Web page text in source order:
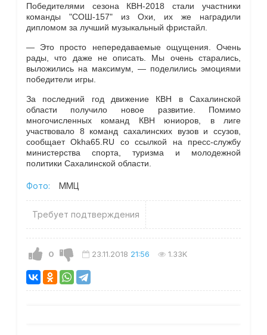
Победителями сезона КВН-2018 стали участники
команды "СОШ-157" из Охи, их же наградили
дипломом за лучший музыкальный фристайл.
— Это просто непередаваемые ощущения. Очень
рады, что даже не описать. Мы очень старались,
выложились на максимум, — поделились эмоциями
победители игры.
За последний год движение КВН в Сахалинской
области получило новое развитие. Помимо
многочисленных команд КВН юниоров, в лиге
участвовало 8 команд сахалинских вузов и ссузов,
сообщает Okha65.RU со ссылкой на пресс-службу
министерства спорта, туризма и молодежной
политики Сахалинской области.
Фото: ММЦ
Требует подтверждения
0 23.11.2018 21:56 1.33K